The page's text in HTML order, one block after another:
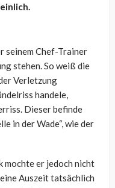
seinem Chef-Trainer
stehen. So weiß die
Verletzung
handele,
Dieser befinde
in der Wade“, wie der
mochte er jedoch nicht
Auszeit tatsächlich